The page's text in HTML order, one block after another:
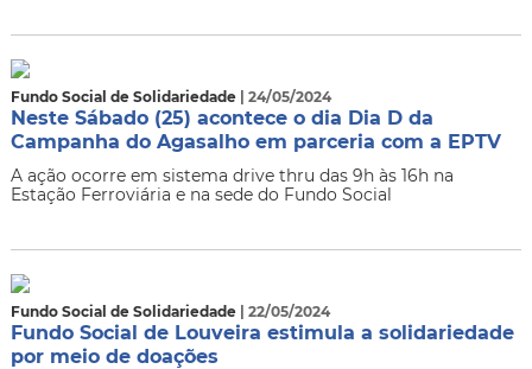
Fundo Social de Solidariedade | 24/05/2024
Neste Sábado (25) acontece o dia Dia D da
Campanha do Agasalho em parceria com a EPTV
A ação ocorre em sistema drive thru das 9h às 16h na
Estação Ferroviária e na sede do Fundo Social
Fundo Social de Solidariedade | 22/05/2024
Fundo Social de Louveira estimula a solidariedade
por meio de doações